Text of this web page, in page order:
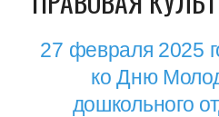
27 февраля 2025
ко Дню
дошкольного